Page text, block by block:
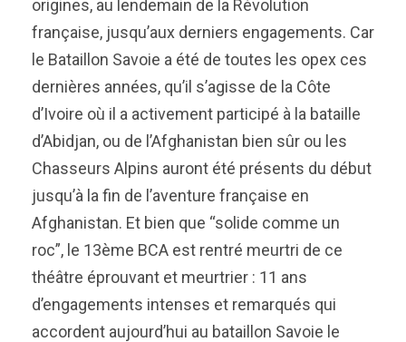
origines, au lendemain de la Révolution
française, jusqu’aux derniers engagements. Car
le Bataillon Savoie a été de toutes les opex ces
dernières années, qu’il s’agisse de la Côte
d’Ivoire où il a activement participé à la bataille
d’Abidjan, ou de l’Afghanistan bien sûr ou les
Chasseurs Alpins auront été présents du début
jusqu’à la fin de l’aventure française en
Afghanistan. Et bien que “solide comme un
roc”, le 13ème BCA est rentré meurtri de ce
théâtre éprouvant et meurtrier : 11 ans
d’engagements intenses et remarqués qui
accordent aujourd’hui au bataillon Savoie le